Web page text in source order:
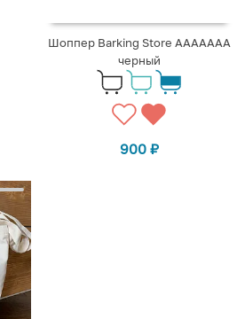
Шоппер Barking Store ААААААА
черный
900 ₽